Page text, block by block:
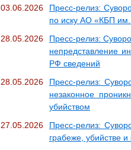
03.06.2026
Пресс-релиз:
по иску АО «КБП им.
28.05.2026
Пресс-релиз:
непредставление
РФ сведений
28.05.2026
Пресс-релиз:
незаконное
убийством
27.05.2026
Пресс-релиз:
грабеже, убийстве